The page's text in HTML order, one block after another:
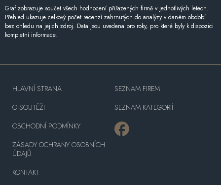
Graf zobrazuje součet všech hodnocení přiřazených firmě v jednotlivých letech.
Přehled ukazuje celkový počet recenzí zahrnutých do analýzy v daném období
bez ohledu na jejich zdroj. Data jsou uvedena pro roky, pro které byly k dispozici
kompletní informace.
HLAVNÍ STRANA
O SOUTĚŽI
OBCHODNÍ PODMÍNKY
ZÁSADY OCHRANY OSOBNÍCH
ÚDAJŮ
KONTAKT
SEZNAM FIREM
SEZNAM KATEGORIÍ